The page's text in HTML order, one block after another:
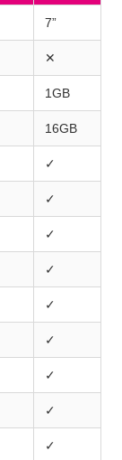
7”
✕
1GB
16GB
✓
✓
✓
✓
✓
✓
✓
✓
✓